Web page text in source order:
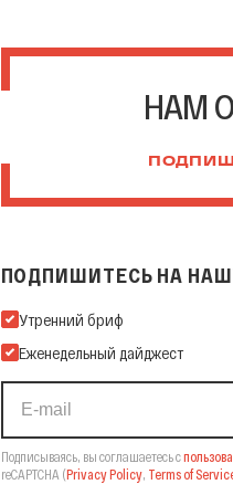
НАМ
ПОДПИШИТЕСЬ НА
Подпишитесь на нашу Email-
Утренний бриф
Еженедельный дайджест
Подписываясь, вы соглашаетесь с
reCAPTCHA (Privacy Policy, Terms of